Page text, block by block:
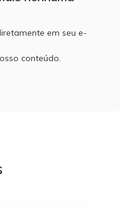
em seu e-
conteúdo.